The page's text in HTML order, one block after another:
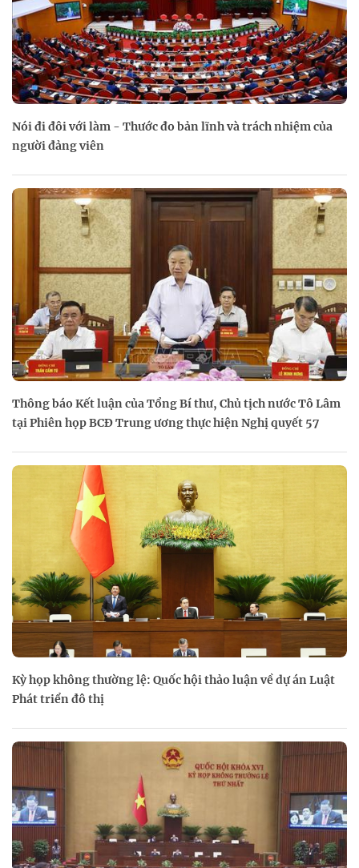
Nói đi đôi với làm - Thước đo bản lĩnh và trách nhiệm của
người đảng viên
Thông báo Kết luận của Tổng Bí thư, Chủ tịch nước Tô Lâm
tại Phiên họp BCĐ Trung ương thực hiện Nghị quyết 57
Kỳ họp không thường lệ: Quốc hội thảo luận về dự án Luật
Phát triển đô thị